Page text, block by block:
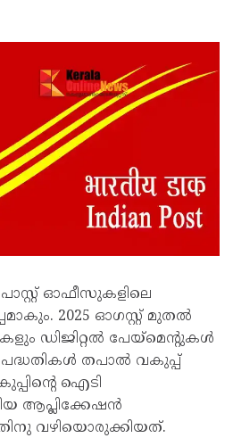
ഓഫീസുകളിലെ
2025 ഓഗസ്റ്റ് മുതൽ
ഡിജിറ്റൽ പേയ്‌മെന്റുകൾ
പദ്ധതികൾ തപാൽ വകുപ്പ്
ഐടി
ആപ്ലിക്കേഷൻ
വഴിയൊരുക്കിയത്.